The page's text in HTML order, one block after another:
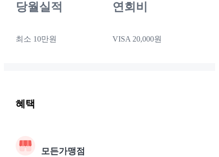
당월실적
최소 10만원
연회비
VISA 20,000원
혜택
모든가맹점